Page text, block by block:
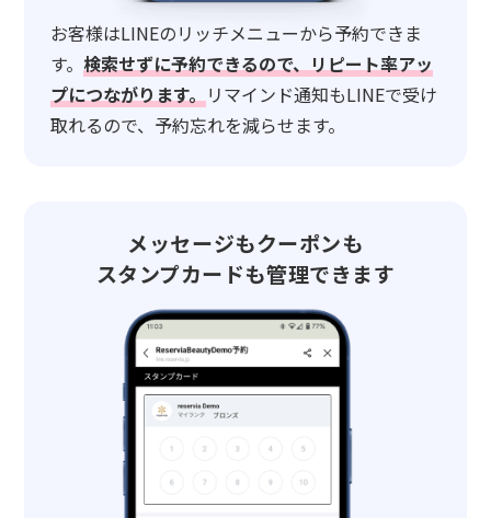
お客様はLINEのリッチメニューから予約できま
す。検索せずに予約できるので、リピート率アッ
プにつながります。リマインド通知もLINEで受け
取れるので、予約忘れを減らせます。
メッセージもクーポンも
スタンプカードも管理できます